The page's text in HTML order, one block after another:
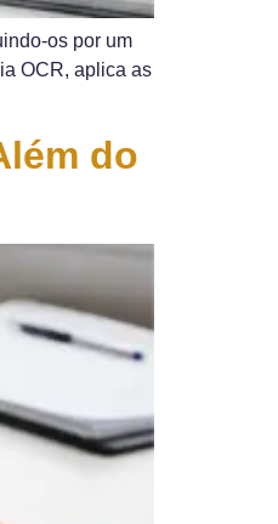
os por um
OCR, aplica as
do